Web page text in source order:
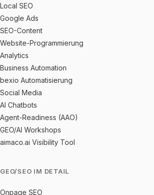
Local SEO
Google Ads
SEO-Content
Website-Programmierung
Analytics
Business Automation
bexio Automatisierung
Social Media
AI Chatbots
Agent-Readiness (AAO)
GEO/AI Workshops
aimaco.ai Visibility Tool
GEO/SEO IM DETAIL
Onpage SEO